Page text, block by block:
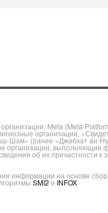
Meta (Meta
организации,
аш-Шам» (ранее «Джабхат
организации,
об их причастности к
информации на основе
SMI2 и INFOX